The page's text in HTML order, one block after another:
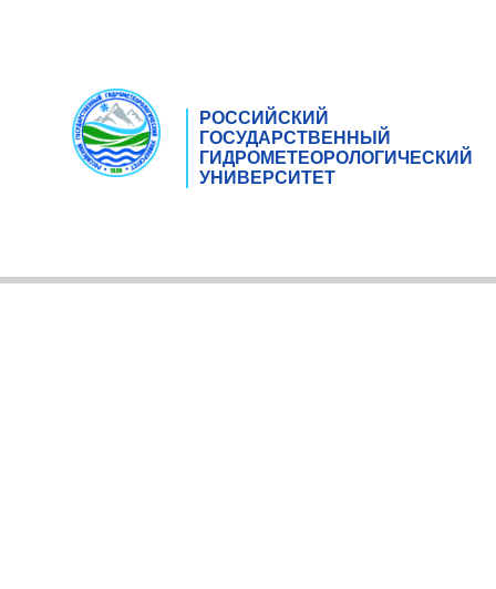
РОССИЙСКИЙ
ГОСУДАРСТВЕННЫЙ
ГИДРОМЕТЕОРОЛОГИЧЕСКИЙ
УНИВЕРСИТЕТ